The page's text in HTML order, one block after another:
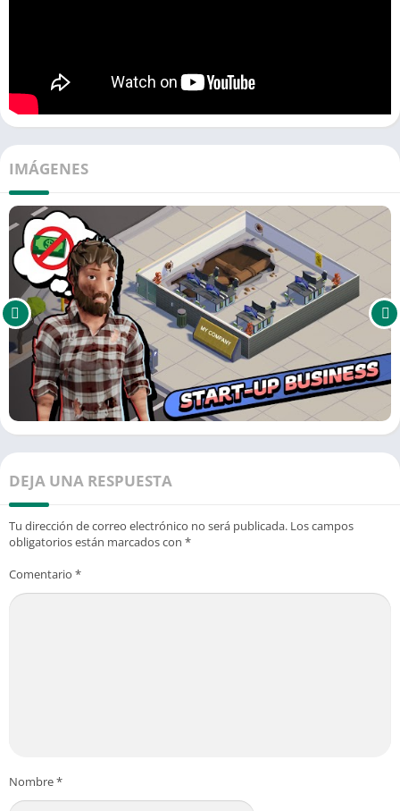
IMÁGENES
DEJA UNA RESPUESTA
Tu dirección de correo electrónico no será publicada. Los campos
obligatorios están marcados con *
Comentario *
Nombre*